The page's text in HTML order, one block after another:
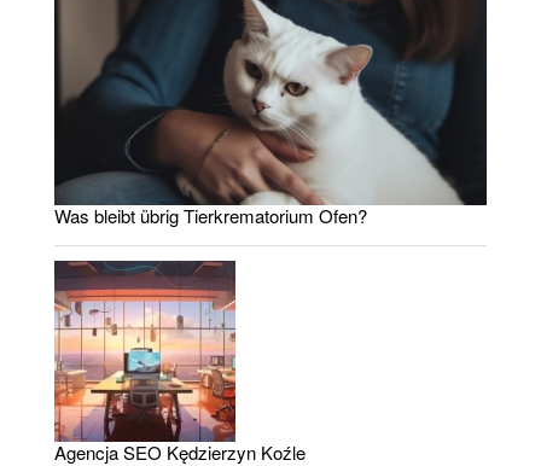
Was bleibt übrig Tierkrematorium Ofen?
Agencja SEO Kędzierzyn Koźle